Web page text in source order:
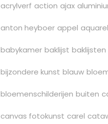
acrylverf action ajax
anton heyboer appel aquarel
babykamer baklijst baklijsten
bijzondere kunst blauw
bloemenschilderijen buiten
canvas fotokunst carel